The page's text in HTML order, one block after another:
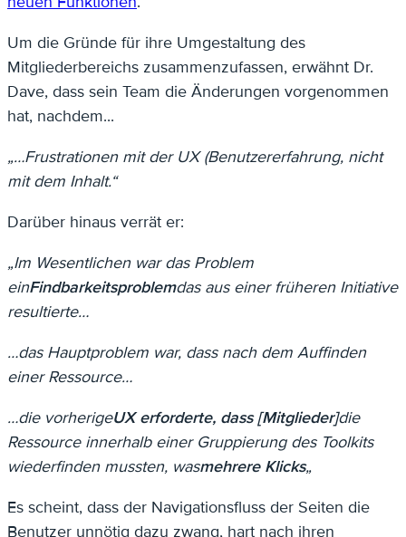
Um die Gründe für ihre Umgestaltung des
Mitgliederbereichs zusammenzufassen, erwähnt Dr.
Dave, dass sein Team die Änderungen vorgenommen
hat, nachdem...
„…Frustrationen mit der UX (Benutzererfahrung, nicht
mit dem Inhalt.“
Darüber hinaus verrät er:
„Im Wesentlichen war das Problem
einFindbarkeitsproblemdas aus einer früheren Initiative
resultierte…
…das Hauptproblem war, dass nach dem Auffinden
einer Ressource…
…die vorherigeUX erforderte, dass [Mitglieder]die
Ressource innerhalb einer Gruppierung des Toolkits
wiederfinden mussten, wasmehrere Klicks„
Es scheint, dass der Navigationsfluss der Seiten die
Benutzer unnötig dazu zwang, hart nach ihren